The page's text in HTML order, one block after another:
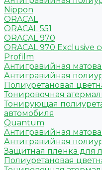
Nippon
ORACAL
ORACAL 551
ORACAL 970
ORACAL 970 Exclusive
Profilm
Антигравийная
Антигравийная
Полиуретановая
Тонировочная
Тонирующая
автомобиля
Quantum
Антигравийная
Антигравийная
Защитная пленка для
Полиуретановая